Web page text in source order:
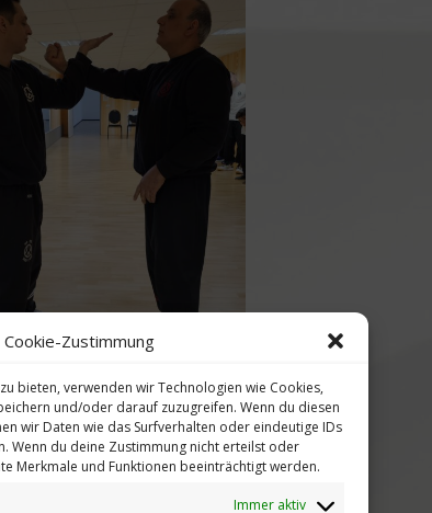
Cookie-Zustimmung
bieten, verwenden wir Technologien wie Cookies,
und/oder darauf zuzugreifen. Wenn du diesen
wir Daten wie das Surfverhalten oder eindeutige IDs
Wenn du deine Zustimmung nicht erteilst oder
Merkmale und Funktionen beeinträchtigt werden.
Immer aktiv